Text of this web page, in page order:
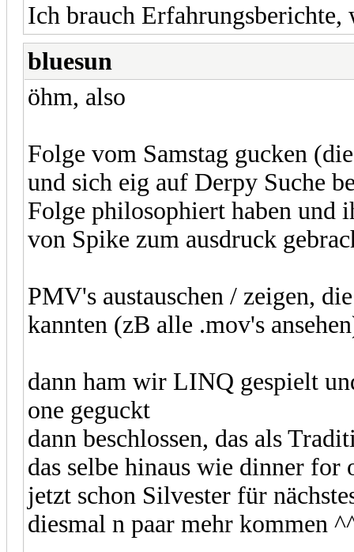
Ich brauch
bluesun
öhm, also
Folge vom Samstag gucken
und sich eig auf Derpy Suche
Folge philosophiert haben und
von Spike zum ausdruck
PMV's austauschen / zeigen,
kannten (zB alle .mov's
dann ham wir LINQ gespielt
one geguckt
dann beschlossen, das als
das selbe hinaus wie dinner for
jetzt schon Silvester für
diesmal n paar mehr kommen